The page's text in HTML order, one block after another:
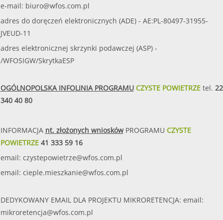
e-mail: biuro@wfos.com.pl
adres do doręczeń elektronicznych (ADE) - AE:PL-80497-31955-
JVEUD-11
adres elektronicznej skrzynki podawczej (ASP) -
/WFOSIGW/SkrytkaESP
OGÓLNOPOLSKA INFOLINIA PROGRAMUCZYSTE POWIETRZEtel. 22
340 40 80
INFORMACJA nt. złożonych wnioskówPROGRAMU CZYSTE
POWIETRZE41 333 59 16
email: czystepowietrze@wfos.com.pl
email: cieple.mieszkanie@wfos.com.pl
DEDYKOWANY EMAIL DLA PROJEKTU MIKRORETENCJA: email:
mikroretencja@wfos.com.pl